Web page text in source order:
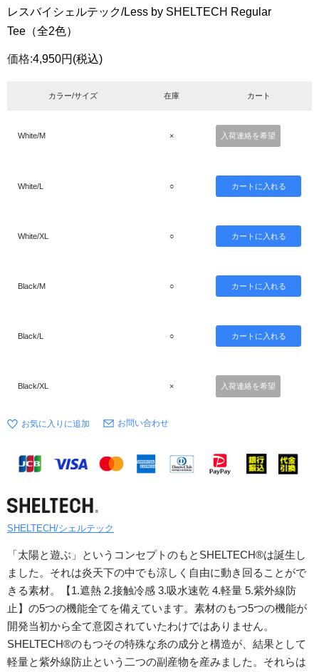
レスバイシェルテック/Less by SHELTECH Regular
Tee（全2色）
価格:4,950円 (税込)
カラー/サイズ 在庫 カート
White/M × 入荷連絡を希望
White/L ○
White/XL ○
Black/M ○
Black/L ○
Black/XL × 入荷連絡を希望
お問い合わせ
SHELTECH/シェルテック
「太陽と遊ぶ」というコンセプトのもとSHELTECH®は誕生し
ました。それは炎天下の中でも涼しく自由に動き回ることがで
きる素材。【1.遮熱 2.接触冷感 3.吸水速乾 4.軽量 5.紫外線防
止】の5つの機能全てを備えています。素材のもつ5つの機能が
開発当初から全て意図されていたわけではありません。
SHELTECH®のもつその特殊な糸の成分と構造が、結果として
軽量と紫外線防止という二つの副産物を産みました。それらは